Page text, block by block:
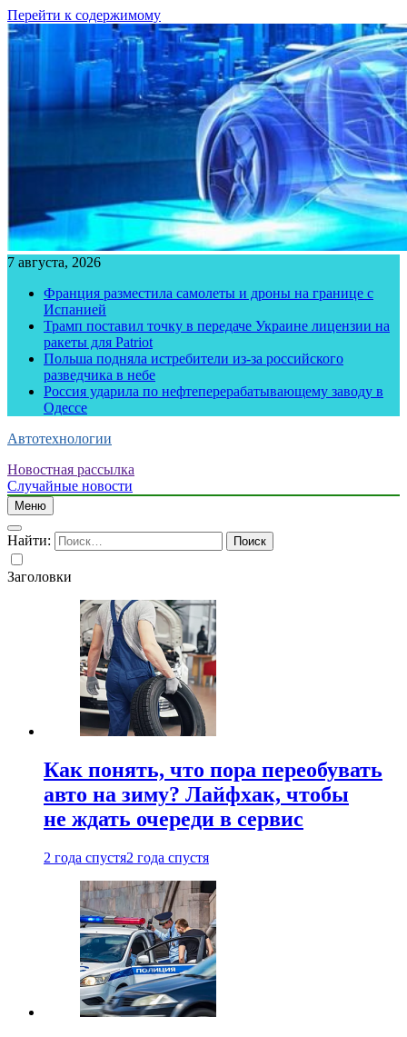
Перейти к содержимому
7 августа, 2026
Франция разместила самолеты и дроны на границе с
Испанией
Трамп поставил точку в передаче Украине лицензии на
ракеты для Patriot
Польша подняла истребители из-за российского
разведчика в небе
Россия ударила по нефтеперерабатывающему заводу в
Одессе
Автотехнологии
Новостная рассылка
Случайные новости
Меню
Найти:
Заголовки
Как понять, что пора переобувать
авто на зиму? Лайфхак, чтобы
не ждать очереди в сервис
2 года спустя2 года спустя